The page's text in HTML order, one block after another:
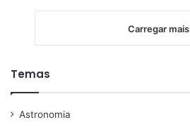
Carregar mais
Temas
Astronomia